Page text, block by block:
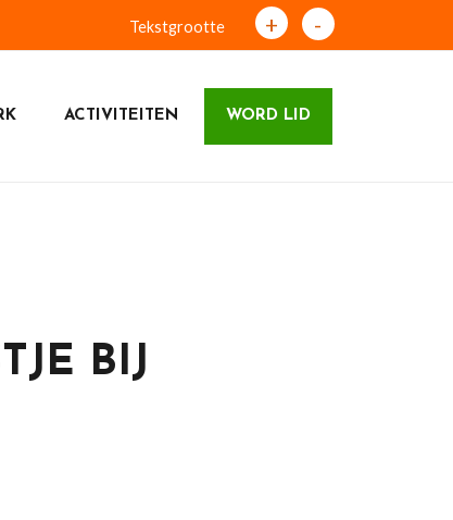
Tekstgrootte + -
ACTIVITEITEN WORD LID
BIJ